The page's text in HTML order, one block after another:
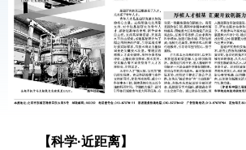
【科学·近距离】